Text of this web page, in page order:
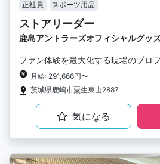
正社員 スポーツ用品
ストアリーダー
鹿島アントラーズオフィシャルグッ
ファン体験を最大化する現場のプロ
月給: 291,666円〜
茨城県鹿嶋市粟生東山2887
気になる